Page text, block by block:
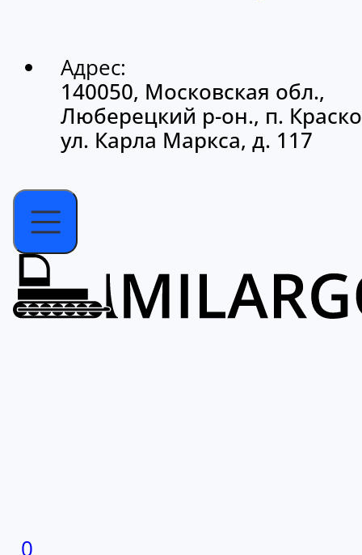
Адрес:
140050, Московская обл.,
Люберецкий р-он., п.
ул. Карла Маркса, д. 117
0